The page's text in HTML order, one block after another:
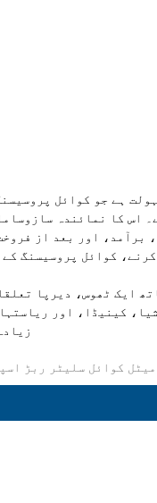
اس کا نمائندہ
برآمد، اور بعد از
کوائل پروسیسنگ
میٹل کوائل سلیٹر ربڑ